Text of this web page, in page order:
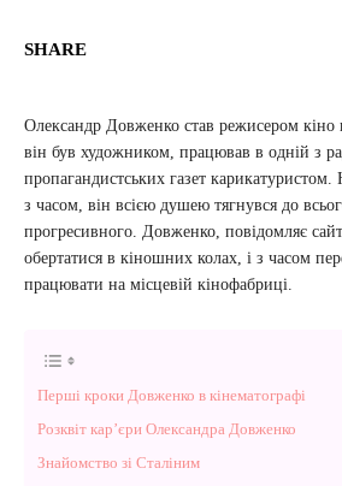
SHARE
Олександр Довженко став режисером кіно
він був художником, працював в одній з
пропагандистських газет
з часом, він всією душею тягнувся до
прогресивного. Довженко, повідомляє сайт
обертатися в кіношних колах, і з часом
працювати на місцевій кінофабриці.
Перші кроки Довженко в кінематографі
Розквіт кар’єри Олександра Довженко
Знайомство зі Сталіним